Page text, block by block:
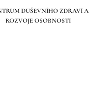
DUŠEVNÍHO ZDRAVÍ A
ROZVOJE OSOBNOSTI